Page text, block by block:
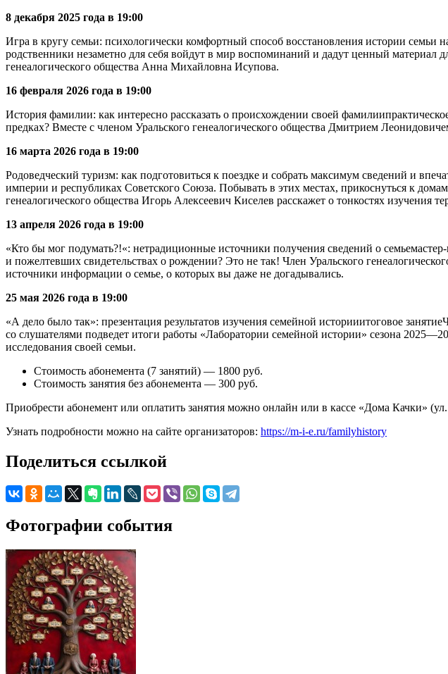
8 декабря 2025 года в 19:00
Игра в кругу семьи: психологически комфортный способ восстановления истории
родственники незаметно для себя войдут в мир воспоминаний и дадут ценный материал
генеалогического общества Анна Михайловна Исупова.
16 февраля 2026 года в 19:00
История фамилии: как интересно рассказать о происхождении своей
предках? Вместе с членом Уральского генеалогического общества Дмитрием
16 марта 2026 года в 19:00
Родоведческий туризм: как подготовиться к поездке и собрать максимум сведений и
империи и республиках Советского Союза. Побывать в этих местах, прикоснуться к
генеалогического общества Игорь Алексеевич Киселев расскажет о тонкостях изучения
13 апреля 2026 года в 19:00
«Кто бы мог подумать?!«: нетрадиционные источники получения сведений о
и пожелтевших свидетельствах о рождении? Это не так! Член Уральского
источники информации о семье, о которых вы даже не догадывались.
25 мая 2026 года в 19:00
«А дело было так»: презентация результатов изучения семейной историиитоговое
со слушателями подведет итоги работы «Лаборатории семейной истории» сезона
исследования своей семьи.
Стоимость абонемента (7 занятий) — 1800 руб.
Стоимость занятия без абонемента — 300 руб.
Приобрести абонемент или оплатить занятия можно онлайн или в кассе «Дома Качки»
Узнать подробности можно на сайте организаторов: https://m-i-e.ru/familyhistory
Поделиться ссылкой
Фотографии события